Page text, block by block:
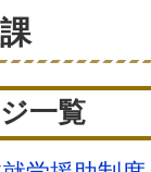
一覧